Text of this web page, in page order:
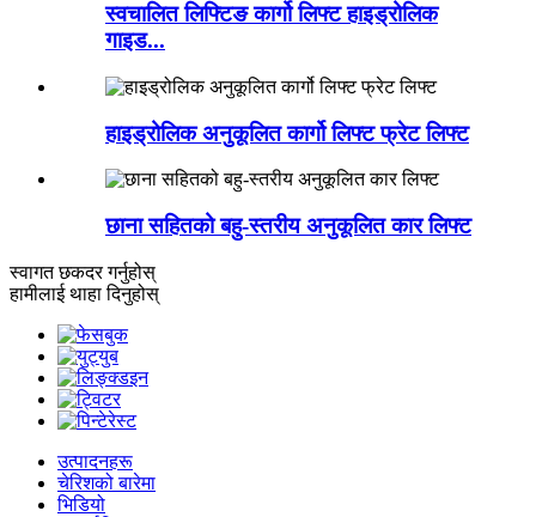
स्वचालित लिफ्टिङ कार्गो लिफ्ट हाइड्रोलिक
गाइड...
हाइड्रोलिक अनुकूलित कार्गो लिफ्ट फ्रेट लिफ्ट
छाना सहितको बहु-स्तरीय अनुकूलित कार लिफ्ट
स्वागत छकदर गर्नुहोस्
हामीलाई थाहा दिनुहोस्
उत्पादनहरू
चेरिशको बारेमा
भिडियो